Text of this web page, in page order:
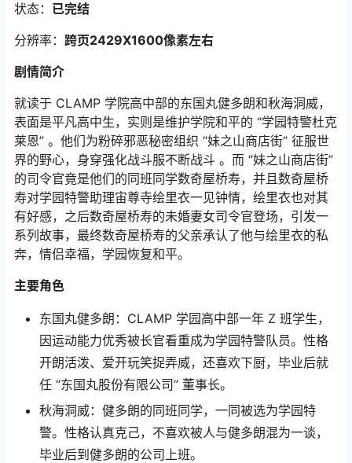
状态： 已完结
分辨率： 跨页2429X1600像素左右
剧情简介
就读于 CLAMP 学院高中部的东国丸健多朗和秋海洞威，
表面是平凡高中生，实则是维护学院和平的 “学园特警杜克
莱恩” 。他们为粉碎邪恶秘密组织 “妹之山商店街” 征服世
界的野心，身穿强化战斗服不断战斗 。而 “妹之山商店街”
的司令官竟是他们的同班同学数奇屋桥寿，并且数奇屋桥
寿对学园特警助理宙尊寺绘里衣一见钟情，绘里衣也对其
有好感，之后数奇屋桥寿的未婚妻女司令官登场，引发一
系列故事，最终数奇屋桥寿的父亲承认了他与绘里衣的私
奔，情侣幸福，学园恢复和平。
主要角色
东国丸健多朗：CLAMP 学园高中部一年 Z 班学生，
因运动能力优秀被长官看重成为学园特警队员。性格
开朗活泼、爱开玩笑捉弄威，还喜欢下厨，毕业后就
任 “东国丸股份有限公司” 董事长。
秋海洞威：健多朗的同班同学，一同被选为学园特
警。性格认真克己，不喜欢被人与健多朗混为一谈，
毕业后到健多朗的公司上班。